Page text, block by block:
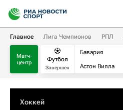
Главное Лига Чемпионов РПЛ
Матч-
центр
Футбол
Завершен
Бавария
Астон Вилла
Хоккей